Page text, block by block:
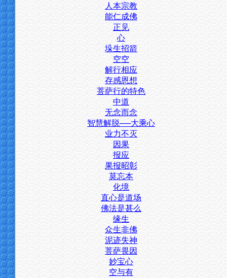
人本宗教
能仁成佛
正见
心
垛生招箭
空空
解行相应
存感恩想
菩萨行的特色
中道
无念而念
智慧解脱──大乘心
业力不灭
因果
报应
果报昭彰
莫忘本
化境
直心是道场
佛法是甚么
缘生
众生非佛
泥迹失神
菩萨畏因
妙宝心
空与有